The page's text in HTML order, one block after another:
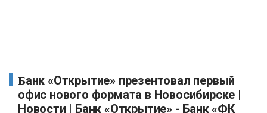
Банк «Открытие» презентовал первый
офис нового формата в Новосибирске |
Новости | Банк «Открытие» - Банк «ФК